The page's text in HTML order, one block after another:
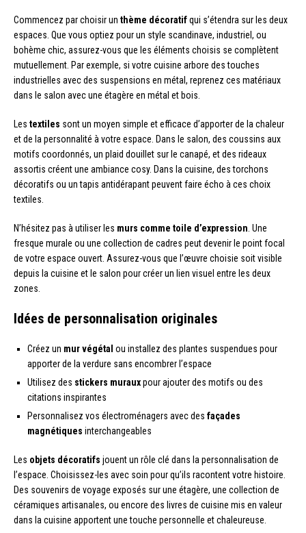
Commencez par choisir un thème décoratifqui s’étendra sur les deux
espaces. Que vous optiez pour un style scandinave, industriel, ou
bohème chic, assurez-vous que les éléments choisis se complètent
mutuellement. Par exemple, si votre cuisine arbore des touches
industrielles avec des suspensions en métal, reprenez ces matériaux
dans le salon avec une étagère en métal et bois.
Les textiles sont un moyen simple et efficace d’apporter de la chaleur
et de la personnalité à votre espace. Dans le salon, des coussins aux
motifs coordonnés, un plaid douillet sur le canapé, et des rideaux
assortis créent une ambiance cosy. Dans la cuisine, des torchons
décoratifs ou un tapis antidérapant peuvent faire écho à ces choix
textiles.
N’hésitez pas à utiliser les murs comme toile d’expression . Une
fresque murale ou une collection de cadres peut devenir le point focal
de votre espace ouvert. Assurez-vous que l’œuvre choisie soit visible
depuis la cuisine et le salon pour créer un lien visuel entre les deux
zones.
Idées de personnalisation originales
Créez un mur végétal ou installez des plantes suspendues pour
apporter de la verdure sans encombrer l’espace
Utilisez des stickers murauxpour ajouter des motifs ou des
citations inspirantes
Personnalisez vos électroménagers avec des façades
magnétiques interchangeables
Les objets décoratifs jouent un rôle clé dans la personnalisation de
l’espace. Choisissez-les avec soin pour qu’ils racontent votre histoire.
Des souvenirs de voyage exposés sur une étagère, une collection de
céramiques artisanales, ou encore des livres de cuisine mis en valeur
dans la cuisine apportent une touche personnelle et chaleureuse.